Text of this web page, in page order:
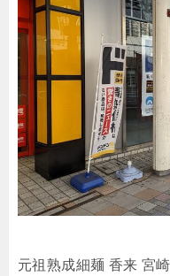
元祖熟成細麺 香来 宮